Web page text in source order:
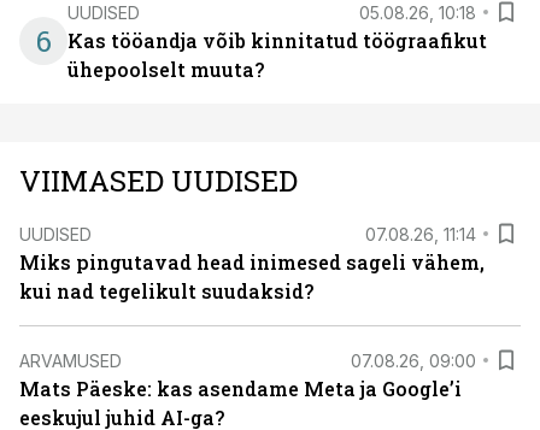
6
UUDISED 05.08.26, 10:18
Kas tööandja võib kinnitatud töögraafikut
ühepoolselt muuta?
VIIMASED UUDISED
UUDISED 07.08.26, 11:14
Miks pingutavad head inimesed sageli vähem,
kui nad tegelikult suudaksid?
ARVAMUSED 07.08.26, 09:00
Mats Päeske: kas asendame Meta ja Google’i
eeskujul juhid AI-ga?